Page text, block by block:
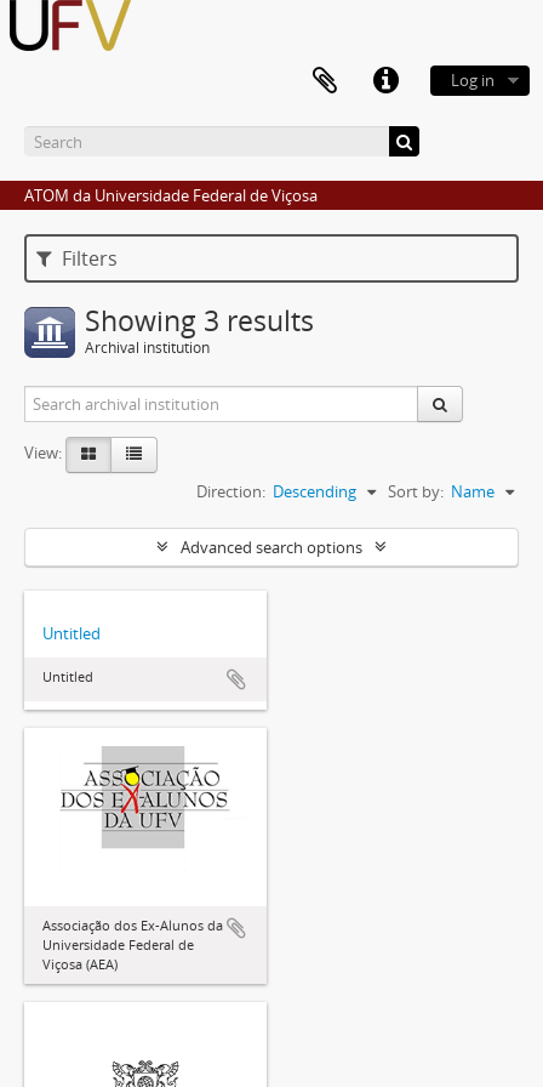
Log in
ATOM da Universidade Federal de Viçosa
Filters
Showing 3 results
Archival institution
View:
Sort by: Name
Direction: Descending
Advanced search options
Untitled
Untitled
Associação dos Ex-Alunos da
Universidade Federal de
Viçosa (AEA)